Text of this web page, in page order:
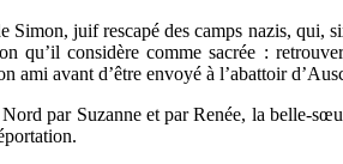
juif rescapé des camps nazis, qui,
qu’il considère comme sacrée :
ami avant d’être envoyé à l’abattoir
par Suzanne et par Renée, la belle-